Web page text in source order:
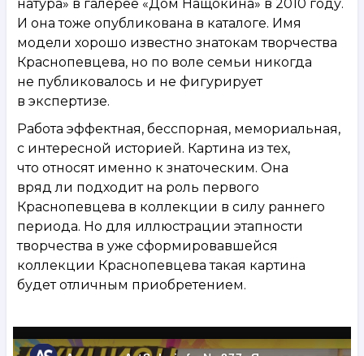
натура» в галерее «Дом Нащокина» в 2010 году.
И она тоже опубликована в каталоге. Имя
модели хорошо известно знатокам творчества
Краснопевцева, но по воле семьи никогда
не публиковалось и не фигурирует
в экспертизе.
Работа эффектная, бесспорная, мемориальная,
с интересной историей. Картина из тех,
что относят именно к знаточеским. Она
вряд ли подходит на роль первого
Краснопевцева в коллекции в силу раннего
периода. Но для иллюстрации этапности
творчества в уже сформировавшейся
коллекции Краснопевцева такая картина
будет отличным приобретением.